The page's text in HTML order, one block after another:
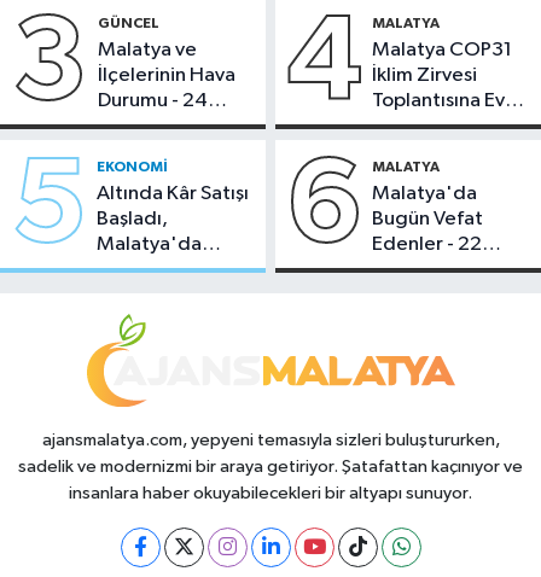
3 GÜNCEL
Malatya ve
İlçelerinin Hava
Durumu - 24
Temmuz 2026
4 MALATYA
Malatya COP31
İklim Zirvesi
Toplantısına Ev
Sahipliği Yaptı
5 EKONOMI
Altında Kâr Satışı
Başladı,
Malatya'da
Makas Ne
6 MALATYA
Malatya'da
Bugün Vefat
Edenler - 22
Temmuz 2026
ajansmalatya.com, yepyeni temasıyla sizleri buluştururken,
sadelik ve modernizmi bir araya getiriyor. Şatafattan kaçınıyor ve
insanlara haber okuyabilecekleri bir altyapı sunuyor.